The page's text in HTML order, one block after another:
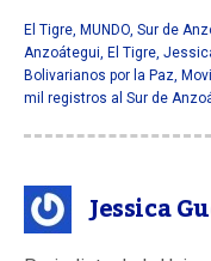
El Tigre MUNDO Sur de
Anzoátegui El Tigre
Bolivarianos por la Paz
mil registros al Sur de
Jessica